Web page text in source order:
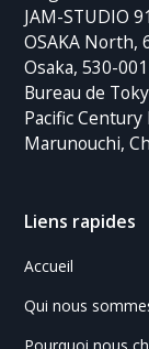
JAM-STUDIO
OSAKA North,
Osaka, 530-
Bureau de
Pacific Century
Marunouchi,
Liens rapides
Accueil
Qui nous